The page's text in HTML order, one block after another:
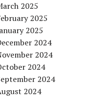
2025
2025
2025
2024
2024
2024
2024
2024